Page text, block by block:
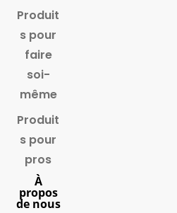
Produit
s pour
faire
soi-
même
Produit
s pour
pros
À
propos
de nous